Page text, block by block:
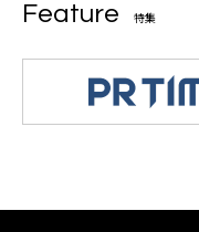
Feature 特集